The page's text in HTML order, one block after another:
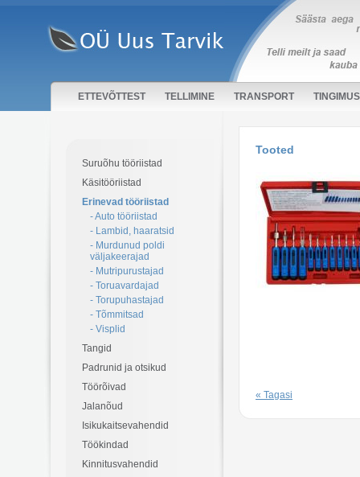
ETTEVÕTTEST TELLIMINE TRANSPORT
Suruõhu tööriistad
Käsitööriistad
Erinevad tööriistad
- Auto tööriistad
- Lambid, haaratsid
- Murdunud poldi
väljakeerajad
- Mutripurustajad
- Toruavardajad
- Torupuhastajad
- Tõmmitsad
- Visplid
Tangid
Padrunid ja otsikud
Töörõivad
Jalanõud
Isikukaitsevahendid
Töökindad
Kinnitusvahendid
Tooted
« Tagasi